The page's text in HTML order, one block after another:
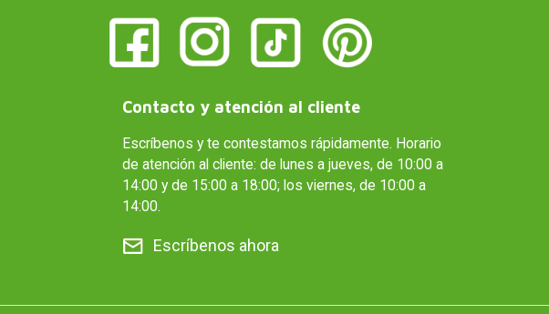
Contacto y atención al cliente
Escríbenos y te contestamos rápidamente. Horario
de atención al cliente: de lunes a jueves, de 10:00 a
14:00 y de 15:00 a 18:00; los viernes, de 10:00 a
14:00.
Escríbenos ahora